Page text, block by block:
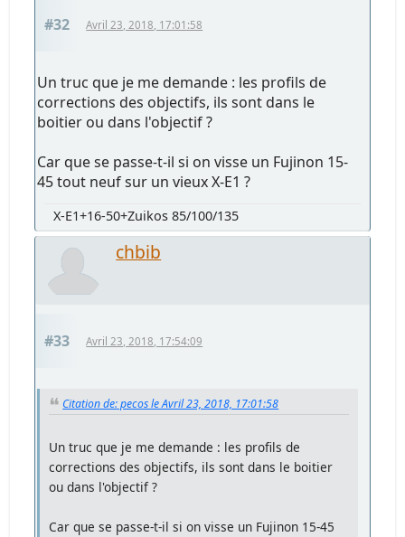
#32 Avril 23, 2018, 17:01:58
Un truc que je me demande : les profils de
corrections des objectifs, ils sont dans le
boitier ou dans l'objectif ?
Car que se passe-t-il si on visse un Fujinon 15-
45 tout neuf sur un vieux X-E1 ?
X-E1+16-50+Zuikos 85/100/135
chbib
#33 Avril 23, 2018, 17:54:09
Citation de: pecos le Avril 23, 2018, 17:01:58
Un truc que je me demande : les profils de
corrections des objectifs, ils sont dans le boitier
ou dans l'objectif ?
Car que se passe-t-il si on visse un Fujinon 15-45